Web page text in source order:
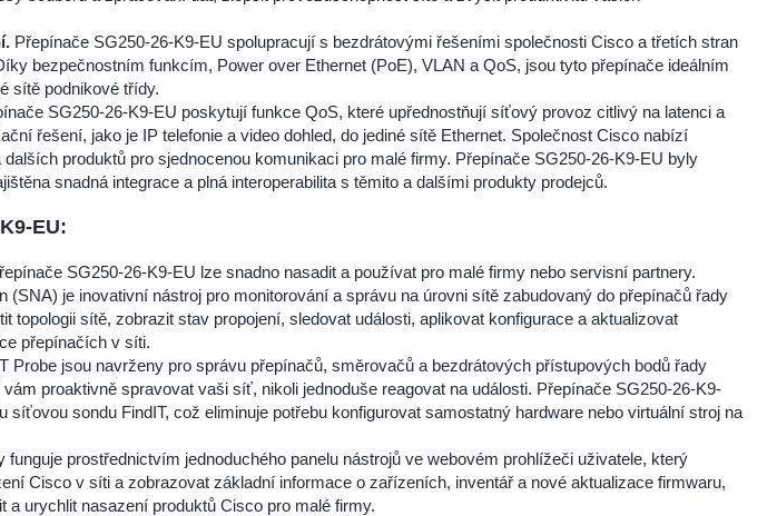
Přepínače SG250-26-K9-EU spolupracují s bezdrátovými řešeními společnosti Cisco a třetích stran
bezpečnostním funkcím, Power over Ethernet (PoE), VLAN a QoS, jsou tyto přepínače ideálním
sítě podnikové třídy.
SG250-26-K9-EU poskytují funkce QoS, které upřednostňují síťový provoz citlivý na latenci a
řešení, jako je IP telefonie a video dohled, do jediné sítě Ethernet. Společnost Cisco nabízí
dalších produktů pro sjednocenou komunikaci pro malé firmy. Přepínače SG250-26-K9-EU byly
snadná integrace a plná interoperabilita s těmito a dalšími produkty prodejců.
EU:
SG250-26-K9-EU lze snadno nasadit a používat pro malé firmy nebo servisní partnery.
(SNA) je inovativní nástroj pro monitorování a správu na úrovni sítě zabudovaný do přepínačů řady
topologii sítě, zobrazit stav propojení, sledovat události, aplikovat konfigurace a aktualizovat
přepínačích v síti.
Probe jsou navrženy pro správu přepínačů, směrovačů a bezdrátových přístupových bodů řady
proaktivně spravovat vaši síť, nikoli jednoduše reagovat na události. Přepínače SG250-26-K9-
síťovou sondu FindIT, což eliminuje potřebu konfigurovat samostatný hardware nebo virtuální stroj na
funguje prostřednictvím jednoduchého panelu nástrojů ve webovém prohlížeči uživatele, který
Cisco v síti a zobrazovat základní informace o zařízeních, inventář a nové aktualizace firmwaru,
a urychlit nasazení produktů Cisco pro malé firmy.